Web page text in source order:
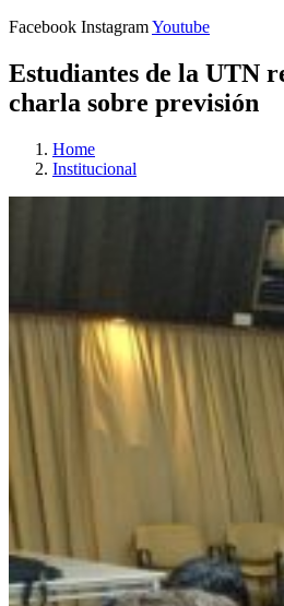
Facebook InstagramYoutube
Estudiantes de la UTN
charla sobre previsión
Home
Institucional